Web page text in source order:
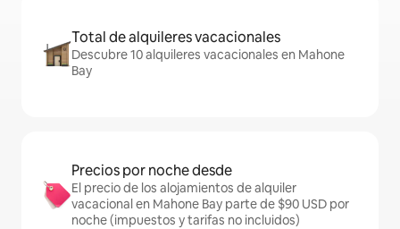
Total de alquileres vacacionales
Descubre 10 alquileres vacacionales en Mahone
Bay
Precios por noche desde
El precio de los alojamientos de alquiler
vacacional en Mahone Bay parte de $90 USD por
noche (impuestos y tarifas no incluidos)